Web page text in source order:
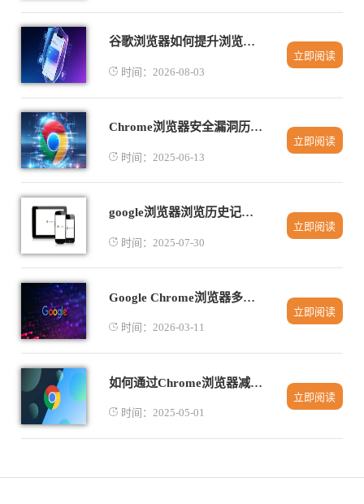
谷歌浏览器如何提升浏览器的隐私保护
时间：2026-08-03
立即阅读
Chrome浏览器安全漏洞历史回顾与修复速度分析
时间：2025-06-13
立即阅读
google浏览器浏览历史记录清理和管理方法
时间：2025-07-30
立即阅读
Google Chrome浏览器多窗口操作插件使用指南
时间：2026-03-11
立即阅读
如何通过Chrome浏览器减少页面中的冗余请求
时间：2025-05-01
立即阅读